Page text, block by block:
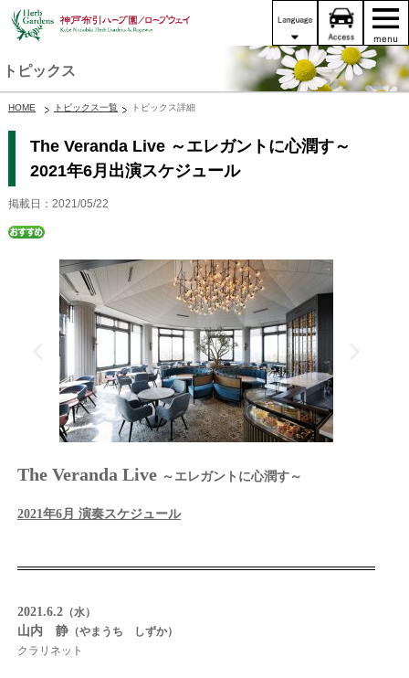
トピックス
HOME トピックス一覧 トピックス詳細
The Veranda Live ～エレガントに心潤す～
2021年6月出演スケジュール
掲載日：2021/05/22
The Veranda Live ～エレガントに心潤す～
2021年6月 演奏スケジュール
2021.6.2（水）
山内 静（やまうち しずか）
クラリネット